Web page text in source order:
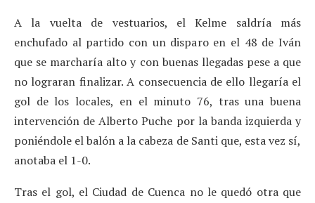
A la vuelta de vestuarios, el Kelme saldría más
enchufado al partido con un disparo en el 48 de Iván
que se marcharía alto y con buenas llegadas pese a que
no lograran finalizar. A consecuencia de ello llegaría el
gol de los locales, en el minuto 76, tras una buena
intervención de Alberto Puche por la banda izquierda y
poniéndole el balón a la cabeza de Santi que, esta vez sí,
anotaba el 1-0.
Tras el gol, el Ciudad de Cuenca no le quedó otra que